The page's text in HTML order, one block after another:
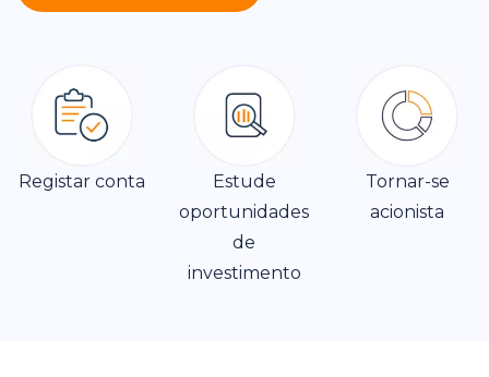
Registar conta
Estude
oportunidades
de
investimento
Tornar-se
acionista